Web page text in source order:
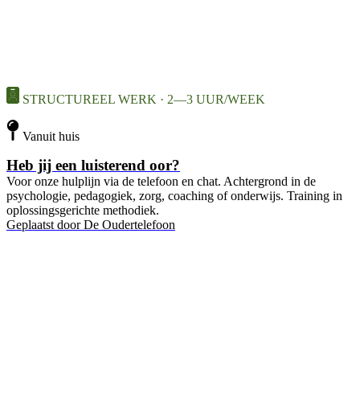
STRUCTUREEL WERK · 2—3 UUR/WEEK
Vanuit huis
Heb jij een luisterend oor?
Voor onze hulplijn via de telefoon en chat. Achtergrond in de
psychologie, pedagogiek, zorg, coaching of onderwijs. Training in
oplossingsgerichte methodiek.
Geplaatst door De Oudertelefoon